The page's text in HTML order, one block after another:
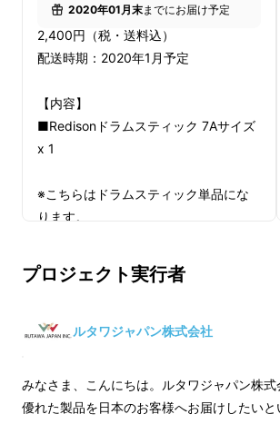
正直どうしていいかわからないで
ドラムには大きな課題が２
一つ目は、先ほどの
2020年01月末までにお届け予定
2,400円（税・送料込）
配送時期：2020年1月予定
【内容】
■Redisonドラムスティック 7Aサイズ
x 1
※こちらはドラムスティック単品にな
ります。
合、早急にご連絡致します。
プロジェクト実行者
ルタワジャパン株式会社
みなさま、こんにちは。ルタワジャパン株
優れた製品を日本のお客様へお届けしたい